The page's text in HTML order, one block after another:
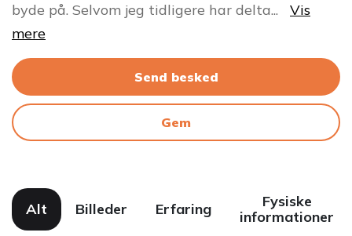
byde på. Selvom jeg tidligere har delta...
Vis
mere
Send besked
Gem
Alt Billeder Erfaring
Fysiske
informationer